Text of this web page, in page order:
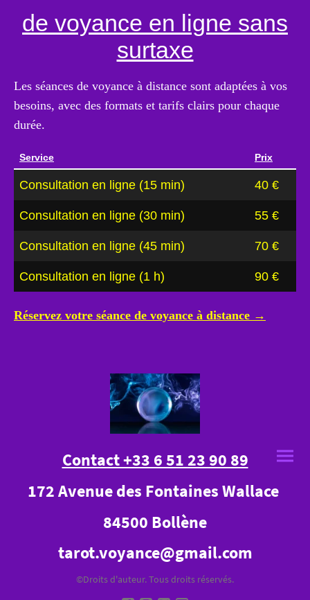
de voyance en ligne sans
surtaxe
Les séances de voyance à distance sont adaptées à vos
besoins, avec des formats et tarifs clairs pour chaque
durée.
Service Prix
Consultation en ligne (15 min) 40 €
Consultation en ligne (30 min) 55 €
Consultation en ligne (45 min) 70 €
Consultation en ligne (1 h) 90 €
Réservez votre séance de voyance à distance →
Contact +33 6 51 23 90 89
172 Avenue des Fontaines Wallace
84500 Bollène
tarot.voyance@gmail.com
©Droits d'auteur. Tous droits réservés.